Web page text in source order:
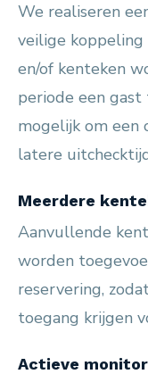
We realiseren
veilige
en/of kenteken
periode een
mogelijk om een
latere
Meerdere
Aanvullende
worden
reservering,
toegang krijgen
Actieve